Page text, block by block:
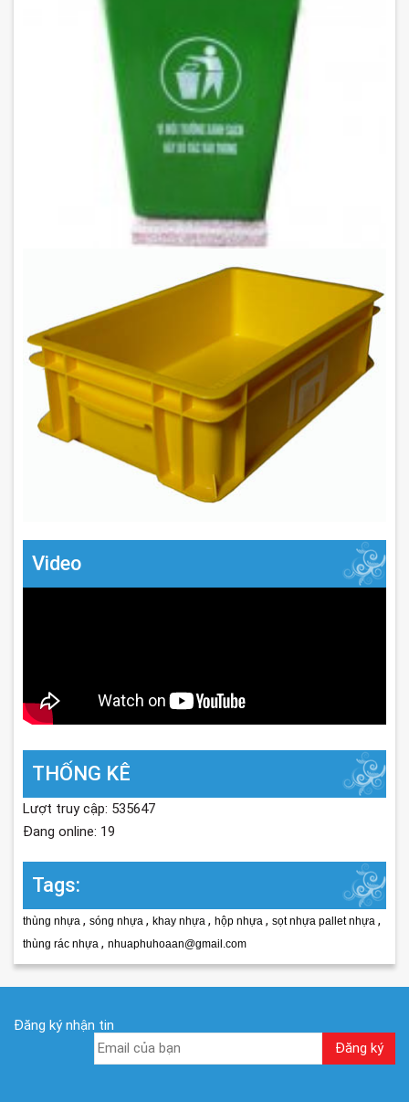
Video
THỐNG KÊ
Lượt truy cập: 535647
Đang online: 19
Tags:
thùng nhựa , sóng nhựa , khay nhựa , hộp nhựa , sọt nhựa pallet nhựa ,
thùng rác nhựa , nhuaphuhoaan@gmail.com
Đăng ký nhận tin